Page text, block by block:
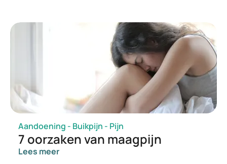
Aandoening - Buikpijn - Pijn
7 oorzaken van maagpijn
Lees meer